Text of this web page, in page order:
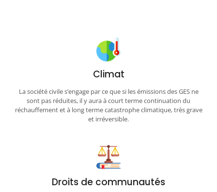
Climat
La société civile s’engage par ce que si les émissions des GES ne
sont pas réduites, il y aura à court terme continuation du
réchauffement et à long terme catastrophe climatique, très grave
et irréversible.
Droits de communautés